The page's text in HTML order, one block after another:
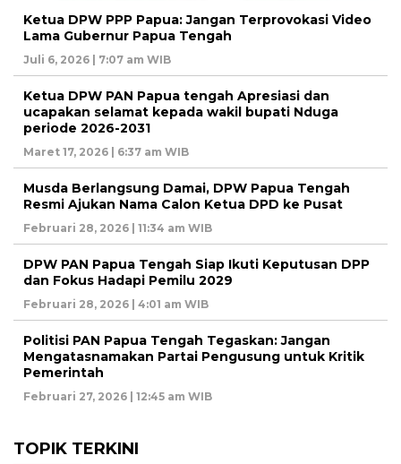
Ketua DPW PPP Papua: Jangan Terprovokasi Video
Lama Gubernur Papua Tengah
Juli 6, 2026 | 7:07 am WIB
Ketua DPW PAN Papua tengah Apresiasi dan
ucapakan selamat kepada wakil bupati Nduga
periode 2026-2031
Maret 17, 2026 | 6:37 am WIB
Musda Berlangsung Damai, DPW Papua Tengah
Resmi Ajukan Nama Calon Ketua DPD ke Pusat
Februari 28, 2026 | 11:34 am WIB
DPW PAN Papua Tengah Siap Ikuti Keputusan DPP
dan Fokus Hadapi Pemilu 2029
Februari 28, 2026 | 4:01 am WIB
Politisi PAN Papua Tengah Tegaskan: Jangan
Mengatasnamakan Partai Pengusung untuk Kritik
Pemerintah
Februari 27, 2026 | 12:45 am WIB
TOPIK TERKINI